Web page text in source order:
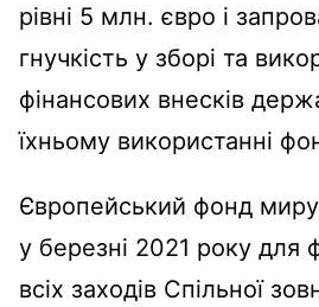
рівні 5 млн. євро і
гнучкість у зборі та
фінансових внесків
їхньому використанні
Європейський фонд
у березні 2021 року для
всіх заходів Спільної